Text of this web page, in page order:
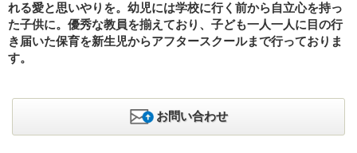
れる愛と思いやりを。幼児には学校に行く前から自立心を持っ
た子供に。優秀な教員を揃えており、子ども一人一人に目の行
き届いた保育を新生児からアフタースクールまで行っておりま
す。
お問い合わせ